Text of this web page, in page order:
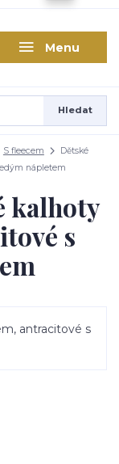
Menu
Hledat
S fleecem
Dětské
nápletem
kalhoty
s